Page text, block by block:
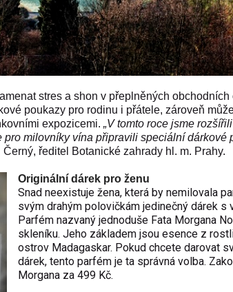
stres a shon v přeplněných
poukazy pro rodinu i přátele, zároveň
expozicemi. „V tomto roce jsme
milovníky vína připravili speciální dárkové
ředitel Botanické zahrady hl. m. Prahy.
Originální dárek pro ženu
Snad neexistuje žena, která by nemilovala
svým drahým polovičkám jedinečný dárek s
Parfém nazvaný jednoduše Fata Morgana
skleníku. Jeho základem jsou esence z
ostrov Madagaskar. Pokud chcete darovat
dárek, tento parfém je ta správná volba.
Morgana za 499 Kč.